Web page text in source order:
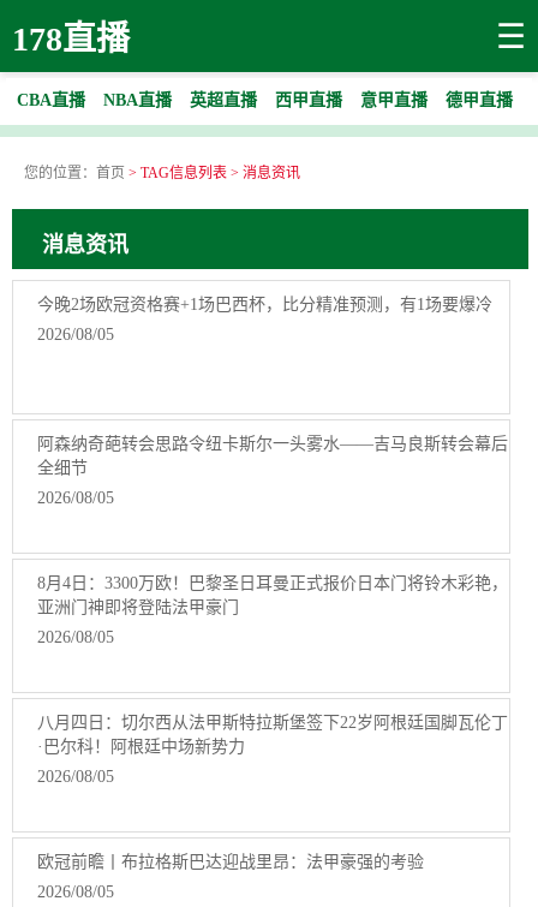
178直播 ☰
CBA直播 NBA直播 英超直播 西甲直播 意甲直播 德甲直播
您的位置： 首页 > TAG信息列表 > 消息资讯
消息资讯
今晚2场欧冠资格赛+1场巴西杯，比分精准预测，有1场要爆冷
2026/08/05
阿森纳奇葩转会思路令纽卡斯尔一头雾水——吉马良斯转会幕后
全细节
2026/08/05
8月4日：3300万欧！巴黎圣日耳曼正式报价日本门将铃木彩艳，
亚洲门神即将登陆法甲豪门
2026/08/05
八月四日：切尔西从法甲斯特拉斯堡签下22岁阿根廷国脚瓦伦丁
·巴尔科！阿根廷中场新势力
2026/08/05
欧冠前瞻丨布拉格斯巴达迎战里昂：法甲豪强的考验
2026/08/05